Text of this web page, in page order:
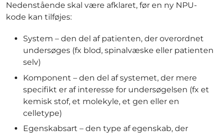
Nedenstående skal være afklaret, før en ny NPU-
kode kan tilføjes:
System – den del af patienten, der overordnet
undersøges (fx blod, spinalvæske eller patienten
selv)
Komponent – den del af systemet, der mere
specifikt er af interesse for undersøgelsen (fx et
kemisk stof, et molekyle, et gen eller en
celletype)
Egenskabsart – den type af egenskab, der